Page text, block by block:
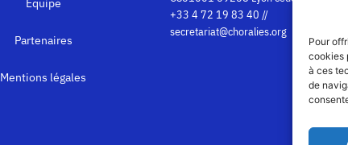
Pour
cookies
à ces
de
Équipe
Partenaires
Mentions légales
+33 4 72 19 83 40 //
secretariat@choralies.org